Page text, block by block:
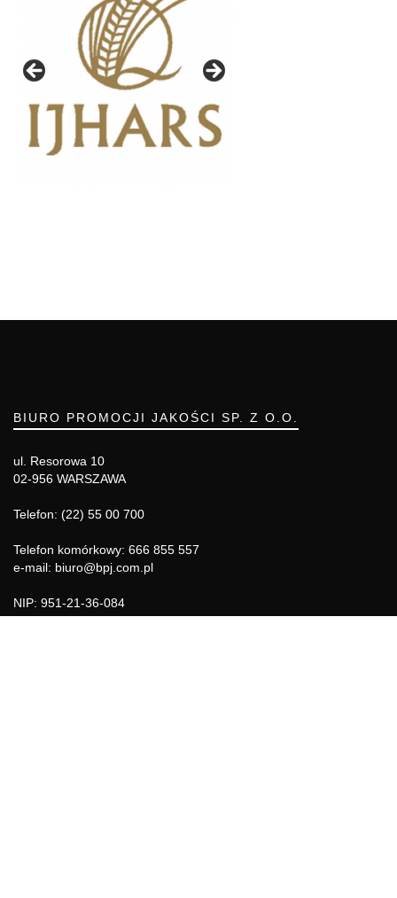
BIURO PROMOCJI JAKOŚCI SP. Z O.O.
ul. Resorowa 10
02-956 WARSZAWA
Telefon: (22) 55 00 700
Telefon komórkowy: 666 855 557
e-mail: biuro@bpj.com.pl
NIP: 951-21-36-084
REGON: 015897725